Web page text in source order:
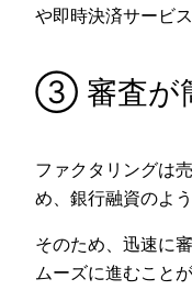
や即時決済サービ
③ 審査が
ファクタリングは
め、銀行融資のよ
そのため、迅速に
ムーズに進むことが